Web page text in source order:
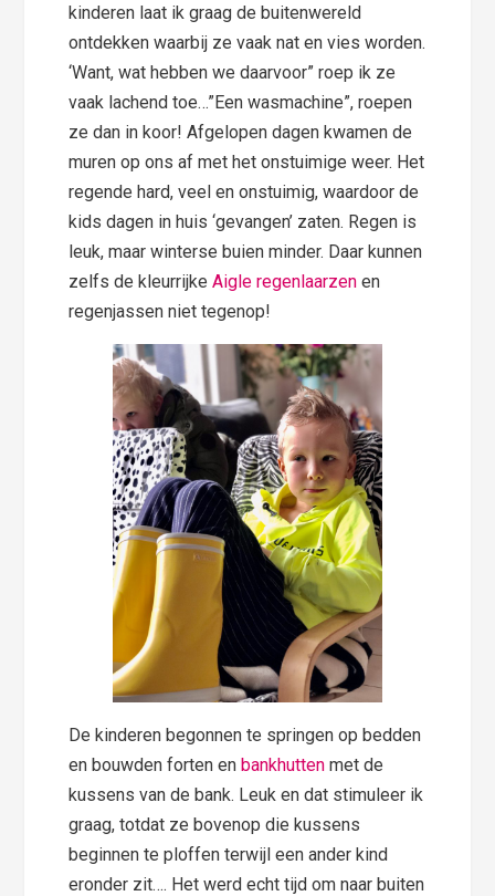
kinderen laat ik graag de buitenwereld
ontdekken waarbij ze vaak nat en vies worden.
‘Want, wat hebben we daarvoor” roep ik ze
vaak lachend toe…”Een wasmachine”, roepen
ze dan in koor! Afgelopen dagen kwamen de
muren op ons af met het onstuimige weer. Het
regende hard, veel en onstuimig, waardoor de
kids dagen in huis ‘gevangen’ zaten. Regen is
leuk, maar winterse buien minder. Daar kunnen
zelfs de kleurrijkeAigle regenlaarzen en
regenjassen niet tegenop!
De kinderen begonnen te springen op bedden
en bouwden forten enbankhuttenmet de
kussens van de bank. Leuk en dat stimuleer ik
graag, totdat ze bovenop die kussens
beginnen te ploffen terwijl een ander kind
eronder zit…. Het werd echt tijd om naar buiten